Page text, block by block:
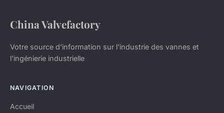
China Valvefactory
Votre source d'information sur l'industrie des vannes et
l'ingénierie industrielle
NAVIGATION
Accueil